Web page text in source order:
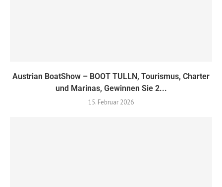
Austrian BoatShow – BOOT TULLN, Tourismus, Charter
und Marinas, Gewinnen Sie 2...
15. Februar 2026